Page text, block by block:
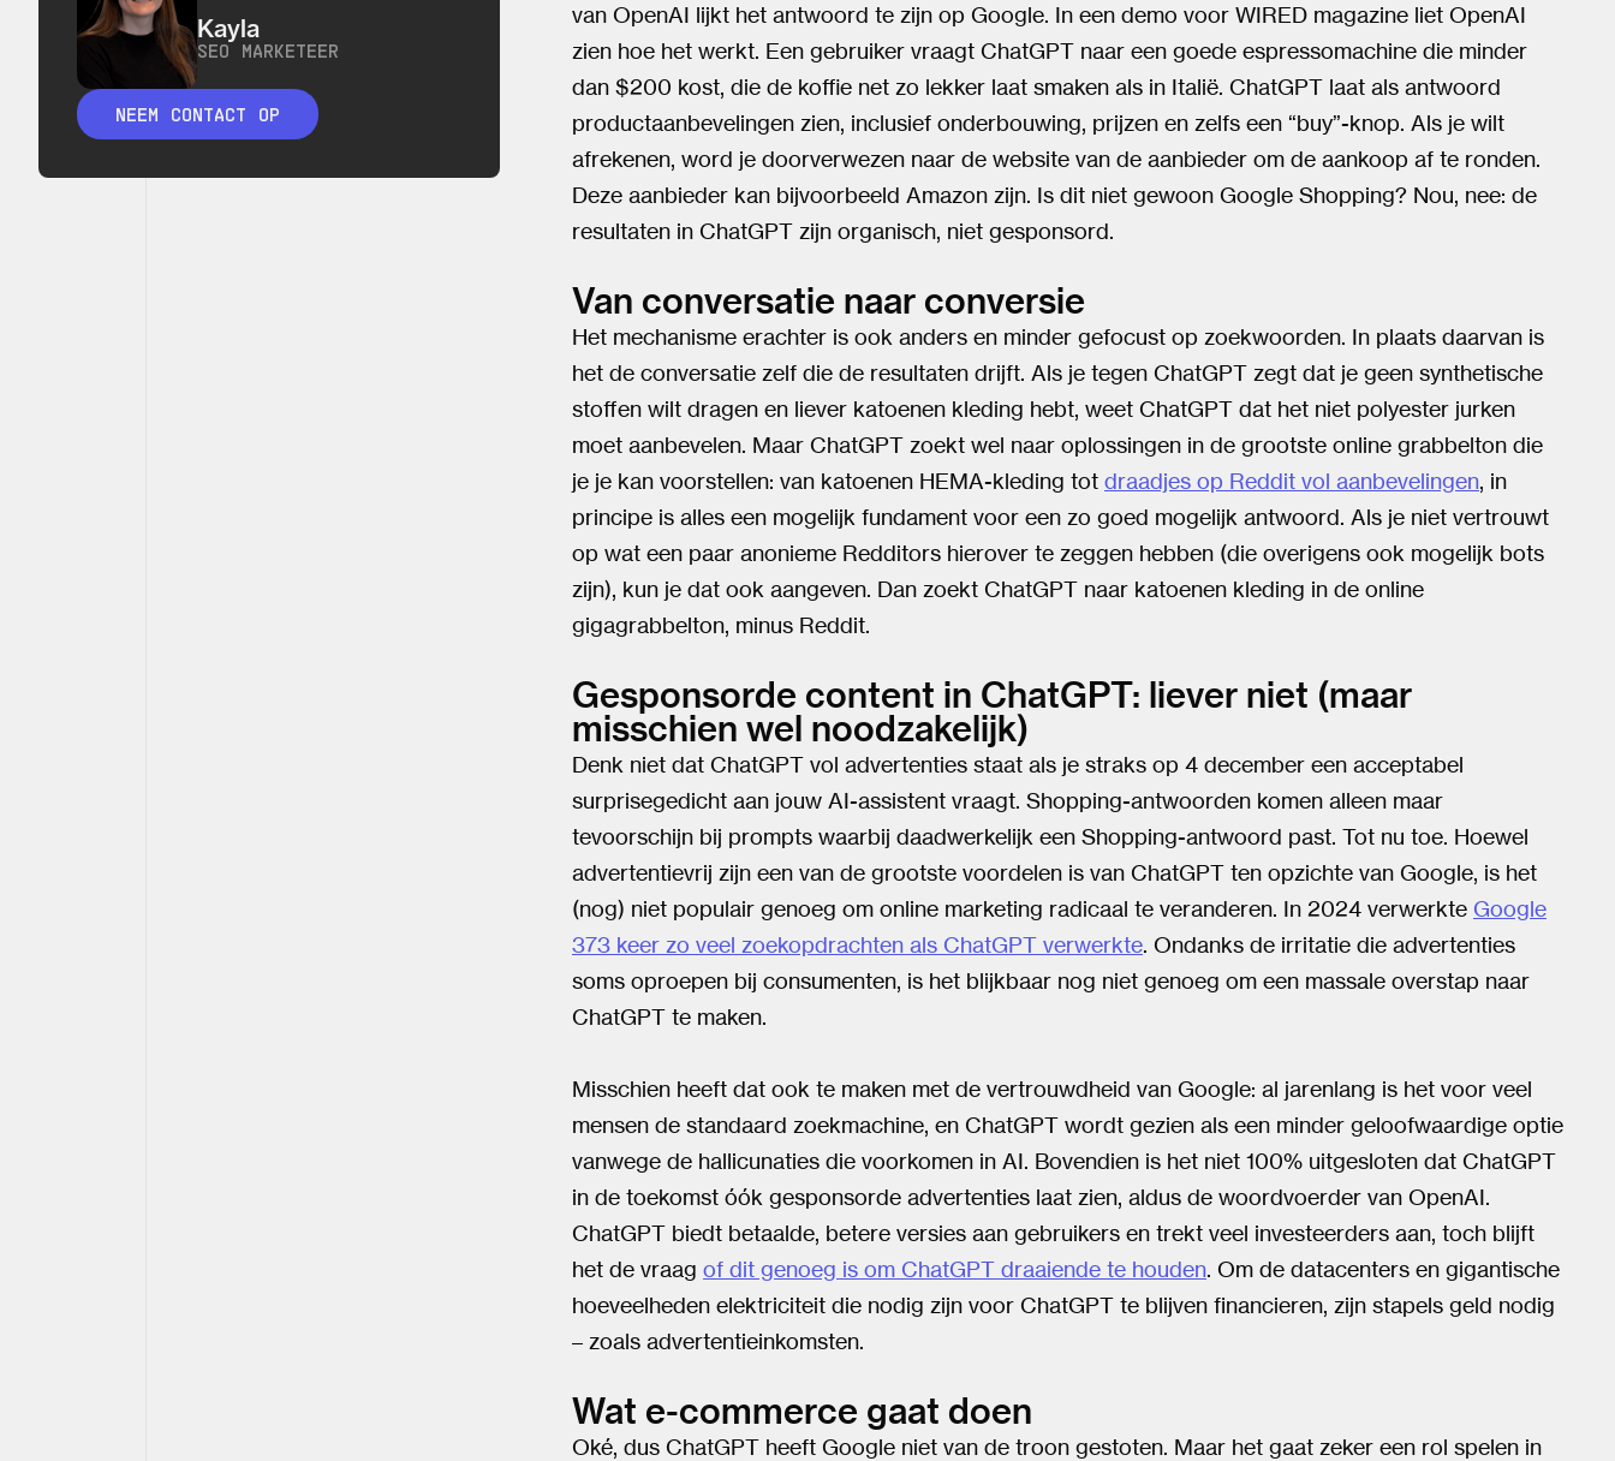
Kayla
SEO MARKETEER
NEEM CONTACT OP
van OpenAI lijkt het antwoord te zijn op Google. In een demo voor WIRED magazine liet OpenAI
zien hoe het werkt. Een gebruiker vraagt ChatGPT naar een goede espressomachine die minder
dan $200 kost, die de koffie net zo lekker laat smaken als in Italië. ChatGPT laat als antwoord
productaanbevelingen zien, inclusief onderbouwing, prijzen en zelfs een “buy”-knop. Als je wilt
afrekenen, word je doorverwezen naar de website van de aanbieder om de aankoop af te ronden.
Deze aanbieder kan bijvoorbeeld Amazon zijn. Is dit niet gewoon Google Shopping? Nou, nee: de
resultaten in ChatGPT zijn organisch, niet gesponsord.
Van conversatie naar conversie
Het mechanisme erachter is ook anders en minder gefocust op zoekwoorden. In plaats daarvan is
het de conversatie zelf die de resultaten drijft. Als je tegen ChatGPT zegt dat je geen synthetische
stoffen wilt dragen en liever katoenen kleding hebt, weet ChatGPT dat het niet polyester jurken
moet aanbevelen. Maar ChatGPT zoekt wel naar oplossingen in de grootste online grabbelton die
je je kan voorstellen: van katoenen HEMA-kleding tot draadjes op Reddit vol aanbevelingen, in
principe is alles een mogelijk fundament voor een zo goed mogelijk antwoord. Als je niet vertrouwt
op wat een paar anonieme Redditors hierover te zeggen hebben (die overigens ook mogelijk bots
zijn), kun je dat ook aangeven. Dan zoekt ChatGPT naar katoenen kleding in de online
gigagrabbelton, minus Reddit.
Gesponsorde content in ChatGPT: liever niet (maar
misschien wel noodzakelijk)
Denk niet dat ChatGPT vol advertenties staat als je straks op 4 december een acceptabel
surprisegedicht aan jouw AI-assistent vraagt. Shopping-antwoorden komen alleen maar
tevoorschijn bij prompts waarbij daadwerkelijk een Shopping-antwoord past. Tot nu toe. Hoewel
advertentievrij zijn een van de grootste voordelen is van ChatGPT ten opzichte van Google, is het
(nog) niet populair genoeg om online marketing radicaal te veranderen. In 2024 verwerkte Google
373 keer zo veel zoekopdrachten als ChatGPT verwerkte. Ondanks de irritatie die advertenties
soms oproepen bij consumenten, is het blijkbaar nog niet genoeg om een massale overstap naar
ChatGPT te maken.
Misschien heeft dat ook te maken met de vertrouwdheid van Google: al jarenlang is het voor veel
mensen de standaard zoekmachine, en ChatGPT wordt gezien als een minder geloofwaardige optie
vanwege de hallicunaties die voorkomen in AI. Bovendien is het niet 100% uitgesloten dat ChatGPT
in de toekomst óók gesponsorde advertenties laat zien, aldus de woordvoerder van OpenAI.
ChatGPT biedt betaalde, betere versies aan gebruikers en trekt veel investeerders aan, toch blijft
het de vraag of dit genoeg is om ChatGPT draaiende te houden. Om de datacenters en gigantische
hoeveelheden elektriciteit die nodig zijn voor ChatGPT te blijven financieren, zijn stapels geld nodig
– zoals advertentieinkomsten.
Wat e-commerce gaat doen
Oké, dus ChatGPT heeft Google niet van de troon gestoten. Maar het gaat zeker een rol spelen in